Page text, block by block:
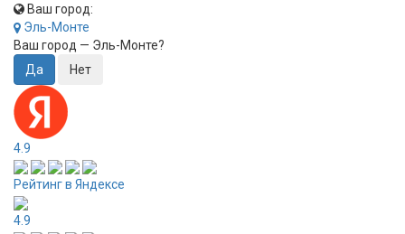
Ваш город:
Эль-Монте
Ваш город — Эль-Монте?
4.9
Рейтинг в Яндексе
4.9